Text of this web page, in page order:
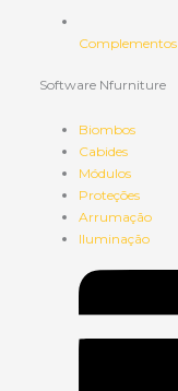
Complementos
Software Nfurniture
Biombos
Cabides
Módulos
Proteções
Arrumação
Iluminação